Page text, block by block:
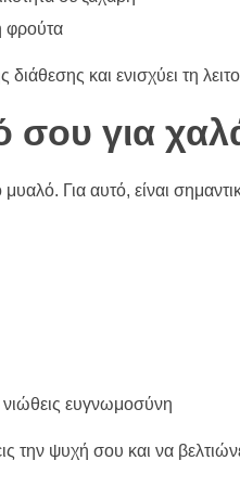
φρούτα
και ενισχύει τη
σου για
Για αυτό, είναι
νιώθεις ευγνωμοσύνη
την ψυχή σου και να